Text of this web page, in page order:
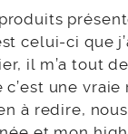
et mon
là.
assez
sur
encore